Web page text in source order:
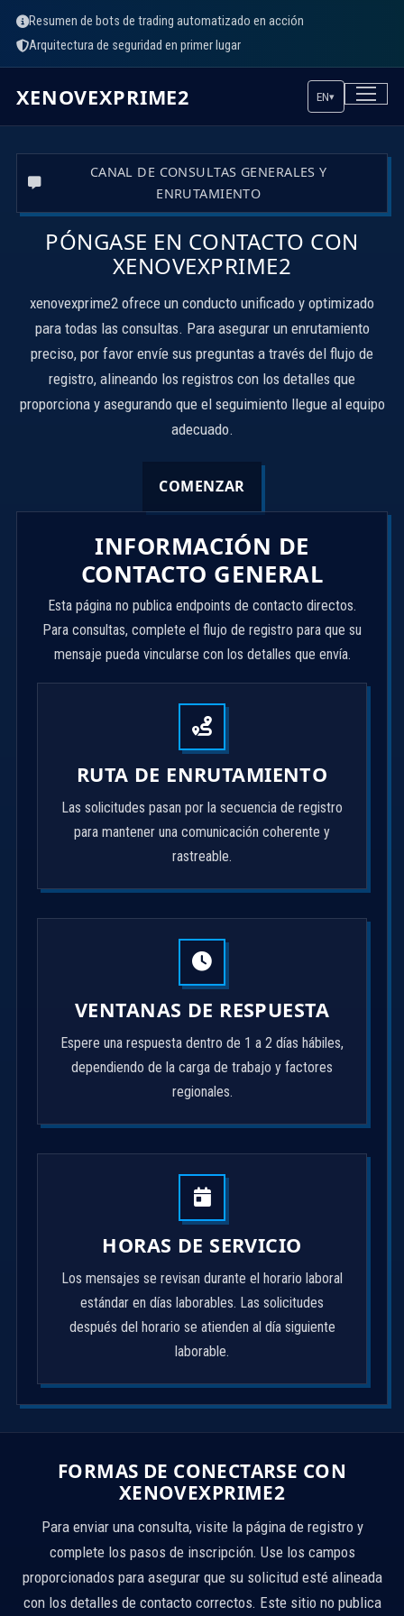
Resumen de bots de trading automatizado en acción
Arquitectura de seguridad en primer lugar
XENOVEXPRIME2 EN▾
CANAL DE CONSULTAS GENERALES Y
ENRUTAMIENTO
PÓNGASE EN CONTACTO CON
XENOVEXPRIME2
xenovexprime2 ofrece un conducto unificado y optimizado
para todas las consultas. Para asegurar un enrutamiento
preciso, por favor envíe sus preguntas a través del flujo de
registro, alineando los registros con los detalles que
proporciona y asegurando que el seguimiento llegue al equipo
adecuado.
COMENZAR
INFORMACIÓN DE
CONTACTO GENERAL
Esta página no publica endpoints de contacto directos.
Para consultas, complete el flujo de registro para que su
mensaje pueda vincularse con los detalles que envía.
RUTA DE ENRUTAMIENTO
Las solicitudes pasan por la secuencia de registro
para mantener una comunicación coherente y
rastreable.
VENTANAS DE RESPUESTA
Espere una respuesta dentro de 1 a 2 días hábiles,
dependiendo de la carga de trabajo y factores
regionales.
HORAS DE SERVICIO
Los mensajes se revisan durante el horario laboral
estándar en días laborables. Las solicitudes
después del horario se atienden al día siguiente
laborable.
FORMAS DE CONECTARSE CON
XENOVEXPRIME2
Para enviar una consulta, visite la página de registro y
complete los pasos de inscripción. Use los campos
proporcionados para asegurar que su solicitud esté alineada
con los detalles de contacto correctos. Este sitio no publica